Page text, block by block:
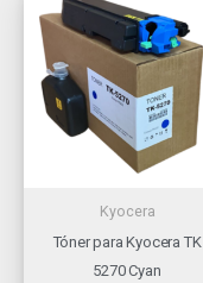
Kyocera
Tóner para Kyocera TK
5270 Cyan